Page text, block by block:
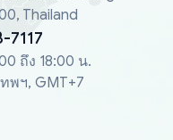
Thailand
7117
ถึง 18:00 น.
พฯ, GMT+7